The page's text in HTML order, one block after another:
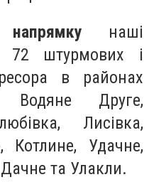
наші
72 штурмових і
в районах
Водяне Друге,
Лисівка,
Котлине, Удачне,
Дачне та Улакли.